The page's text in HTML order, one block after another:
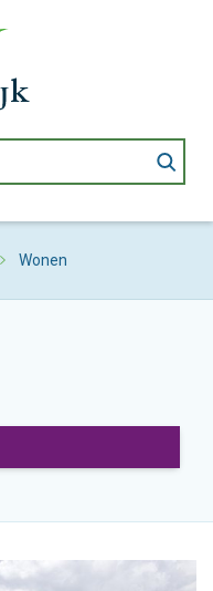
Wonen